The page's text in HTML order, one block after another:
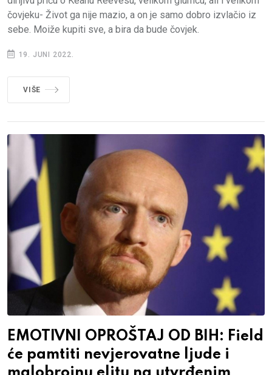
čovjeku- Život ga nije mazio, a on je samo dobro izvlačio iz
sebe. Moiže kupiti sve, a bira da bude čovjek.
19. JUNI 2022.
VIŠE
EMOTIVNI OPROŠTAJ OD BIH: Field
će pamtiti nevjerovatne ljude i